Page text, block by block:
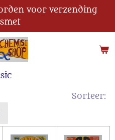
voor verzending
Sorteer: